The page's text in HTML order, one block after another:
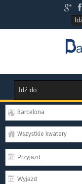
Barcelona
Wszystkie kwatery